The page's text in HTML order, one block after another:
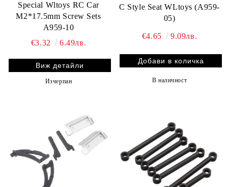
Special Wltoys RC Car
M2*17.5mm Screw Sets
A959-10
€3.32
6.49лв.
Виж детайли
Изчерпан
C Style Seat WLtoys (A959-
05)
€4.65 9.09лв.
В наличност